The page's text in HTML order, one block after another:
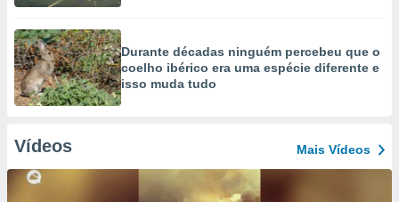
Durante décadas ninguém percebeu que o
coelho ibérico era uma espécie diferente e
isso muda tudo
Vídeos Mais Vídeos